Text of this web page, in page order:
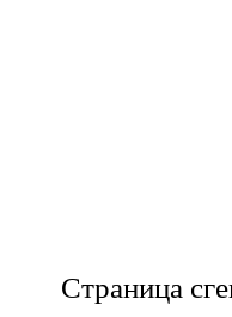
Страница